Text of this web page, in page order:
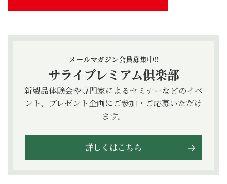
メールマガジン会員募集中!!
サライプレミアム倶楽部
新製品体験会や専門家によるセミナーなどのイベ
ント、プレゼント企画にご参加・ご応募いただけ
ます。
詳しくはこちら